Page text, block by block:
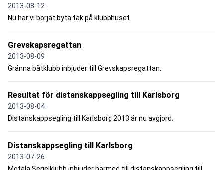
2013-08-12
Nu har vi börjat byta tak på klubbhuset.
Grevskapsregattan
2013-08-09
Gränna båtklubb inbjuder till Grevskapsregattan.
Resultat för distanskappsegling till Karlsborg
2013-08-04
Distanskappsegling till Karlsborg 2013 är nu avgjord.
Distanskappsegling till Karlsborg
2013-07-26